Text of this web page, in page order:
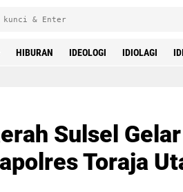
HIBURAN IDEOLOGI IDIOLAGI
Sulsel Gelar
Toraja